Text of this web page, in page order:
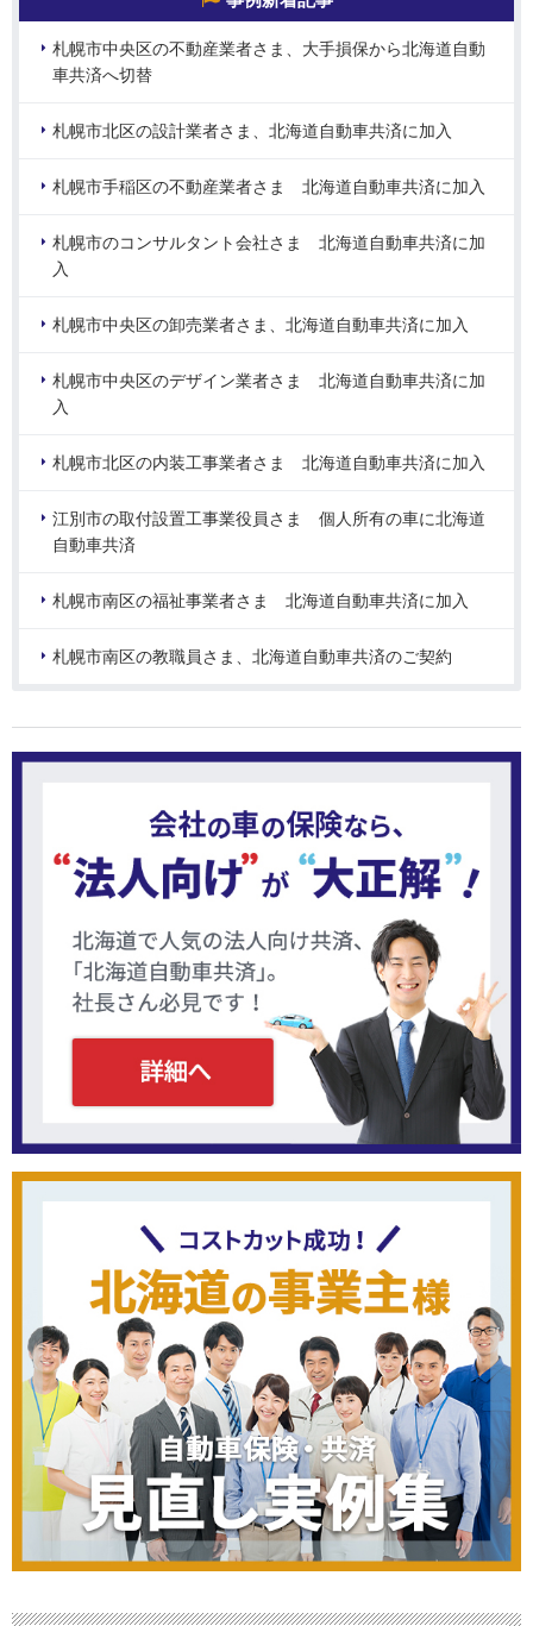
札幌市中央区の不動産業者さま、大手損保から北海道自動
車共済へ切替
札幌市北区の設計業者さま、北海道自動車共済に加入
札幌市手稲区の不動産業者さま 北海道自動車共済に加入
札幌市のコンサルタント会社さま 北海道自動車共済に加
入
札幌市中央区の卸売業者さま、北海道自動車共済に加入
札幌市中央区のデザイン業者さま 北海道自動車共済に加
入
札幌市北区の内装工事業者さま 北海道自動車共済に加入
江別市の取付設置工事業役員さま 個人所有の車に北海道
自動車共済
札幌市南区の福祉事業者さま 北海道自動車共済に加入
札幌市南区の教職員さま、北海道自動車共済のご契約